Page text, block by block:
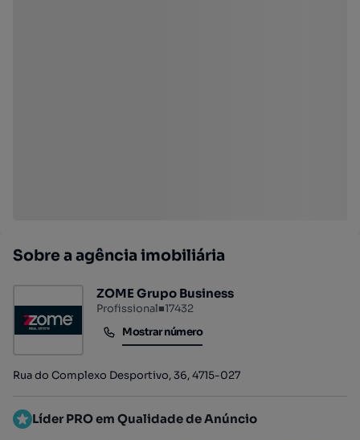
Sobre a agência imobiliária
ZOME Grupo Business
Profissional■17432
Mostrar número
Mostrar número
Rua do Complexo Desportivo, 36, 4715-027
Líder PRO em Qualidade de Anúncio